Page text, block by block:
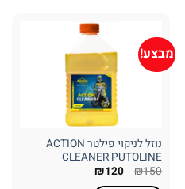
מבצע!
נוזל לניקוי פילטר ACTION
CLEANER PUTOLINE
₪150 המחיר
₪120 המחיר